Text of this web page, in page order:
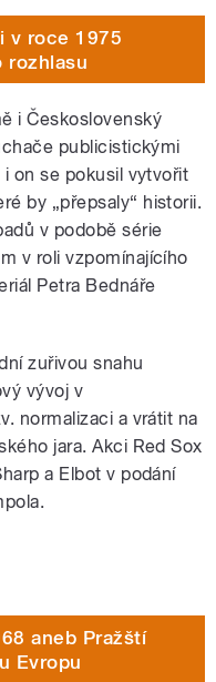
v roce 1975
rozhlasu
i Československý
publicistickými
i on se pokusil vytvořit
by „přepsaly“ historii.
v podobě série
v roli vzpomínajícího
Petra Bednáře
zuřivou snahu
vývoj v
normalizaci a vrátit na
jara. Akci Red Sox
a Elbot v podání
aneb Pražští
Evropu